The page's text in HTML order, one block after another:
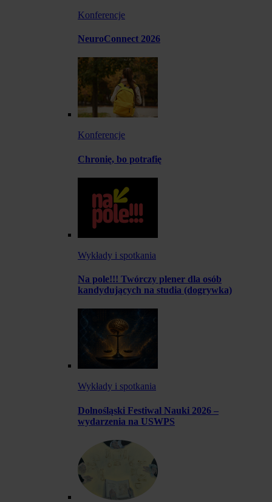
Konferencje
NeuroConnect 2026
Konferencje
Chronię, bo potrafię
Wykłady i spotkania
Na pole!!! Twórczy plener dla osób
kandydujących na studia (dogrywka)
Wykłady i spotkania
Dolnośląski Festiwal Nauki 2026 –
wydarzenia na USWPS